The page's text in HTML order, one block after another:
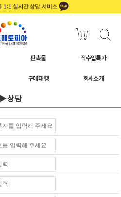
판촉물 직수입특가
구매대행 회사소개
▶상담